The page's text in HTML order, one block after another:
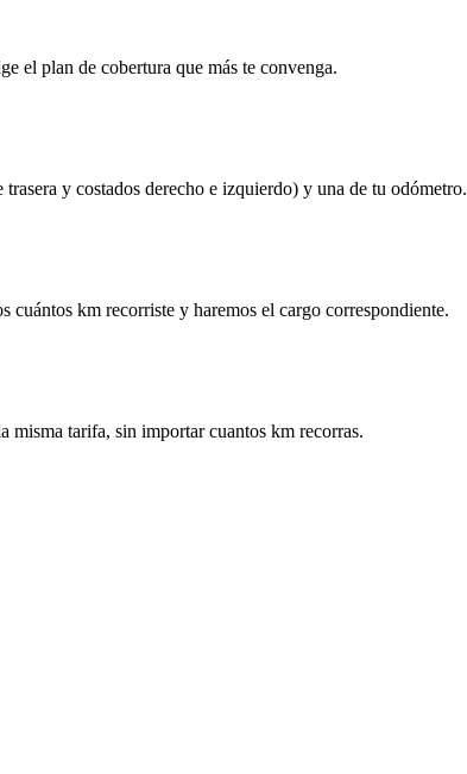
el plan de cobertura que más te convenga.
y costados derecho e izquierdo) y una de tu odómetro.
cuántos km recorriste y haremos el cargo correspondiente.
misma tarifa, sin importar cuantos km recorras.